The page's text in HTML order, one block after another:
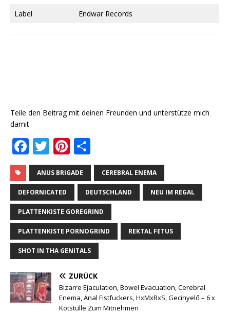
Label
Endwar Records
Teile den Beitrag mit deinen Freunden und unterstütze mich
damit
F
a
c
e
b
o
o
k
T
w
it
te
r
Pi
n
te
r
e
st
ei
le
n
ANUS BRIGADE CEREBRAL ENEMA
DEFORNICATED DEUTSCHLAND NEU IM REGAL
PLATTENKISTE GOREGRIND
PLATTENKISTE PORNOGRIND REKTAL FETUS
SHOT IN THA GENITALS
ZURÜCK
Bizarre Ejaculation, Bowel Evacuation, Cerebral
Enema, Anal Fistfuckers, HxMxRxS, Gecinyelő ‎– 6 x
Kotstulle Zum Mitnehmen